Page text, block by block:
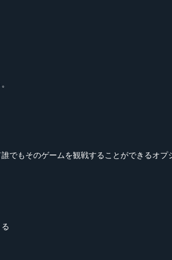
でもそのゲームを観戦することができるオプ